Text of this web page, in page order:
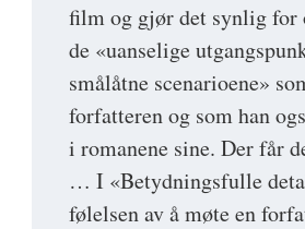
film og gjør det synlig
de «uanselige
smålåtne scenarioene»
forfatteren og som han
i romanene sine. Der får
… I «Betydningsfulle
følelsen av å møte en